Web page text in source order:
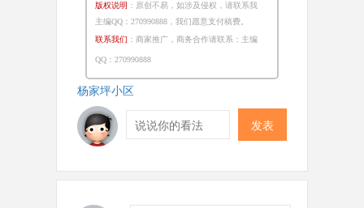
版权说明 ：原创不易，如涉及侵权，请联系我
主编QQ：270990888，我们愿意支付稿费。
联系我们 ： 商家推广，商务合作请联系： 主编
QQ：270990888
杨家坪小区
发表